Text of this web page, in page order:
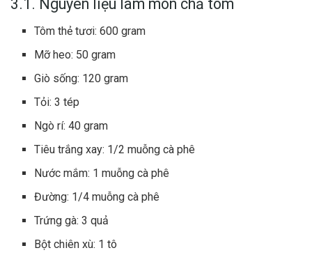
3.1. Nguyên liệu làm món chả tôm
Tôm thẻ tươi: 600 gram
Mỡ heo: 50 gram
Giò sống: 120 gram
Tỏi: 3 tép
Ngò rí: 40 gram
Tiêu trắng xay: 1/2 muỗng cà phê
Nước mắm: 1 muỗng cà phê
Đường: 1/4 muỗng cà phê
Trứng gà: 3 quả
Bột chiên xù: 1 tô